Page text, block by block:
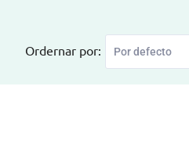
Ordernar por: